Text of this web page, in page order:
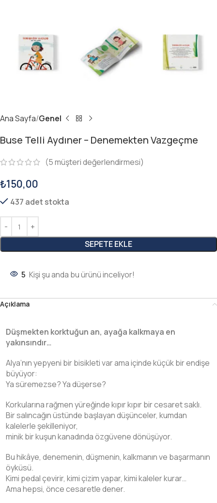
Ana Sayfa Genel
Buse Telli Aydıner – Denemekten Vazgeçme
(5müşteri değerlendirmesi)
₺150,00
437 adet stokta
SEPETE EKLE
5 Kişi şu anda bu ürünü inceliyor!
Açıklama
Düşmekten korktuğun an, ayağa kalkmaya en
yakınsındır…
Alya’nın yepyeni bir bisikleti var ama içinde küçük bir endişe
büyüyor:
Ya süremezse? Ya düşerse?
Korkularına rağmen yüreğinde kıpır kıpır bir cesaret saklı.
Bir salıncağın üstünde başlayan düşünceler, kumdan
kalelerle şekilleniyor,
minik bir kuşun kanadında özgüvene dönüşüyor.
Bu hikâye, denemenin, düşmenin, kalkmanın ve başarmanın
öyküsü.
Kimi pedal çevirir, kimi çizim yapar, kimi kaleler kurar…
Ama hepsi, önce cesaretle dener.